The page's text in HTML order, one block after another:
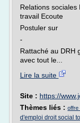
Relations sociales
travail Ecoute
Postuler sur
-
Rattaché au DRH
avec tout le...
Lire la suite
Site : https://
Thèmes liés : offre
d'emploi droit social